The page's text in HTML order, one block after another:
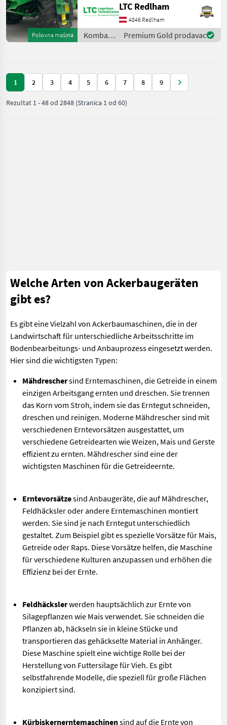
Polovna mašina
Deere; Abgelesene
Trommelstunden: 2068;
Höchstgeschwindigkeit
(km/h): 30; Art des
LTC Redlham
4846 Redlham
Kombajni
/ John
Premium Gold prodavac
1 2 3 4 5 6 7 8 9
Rezultat 1-48od 2848 (Stranica 1 od 60)
Welche Arten von Ackerbaugeräten
gibt es?
Es gibt eine Vielzahl von Ackerbaumaschinen, die in der
Landwirtschaft für unterschiedliche Arbeitsschritte im
Bodenbearbeitungs- und Anbauprozess eingesetzt werden.
Hier sind die wichtigsten Typen:
Mähdreschersind Erntemaschinen, die Getreide in einem
einzigen Arbeitsgang ernten und dreschen. Sie trennen
das Korn vom Stroh, indem sie das Erntegut schneiden,
dreschen und reinigen. Moderne Mähdrescher sind mit
verschiedenen Erntevorsätzen ausgestattet, um
verschiedene Getreidearten wie Weizen, Mais und Gerste
effizient zu ernten. Mähdrescher sind eine der
wichtigsten Maschinen für die Getreideernte.
Erntevorsätzesind Anbaugeräte, die auf Mähdrescher,
Feldhäcksler oder andere Erntemaschinen montiert
werden. Sie sind je nach Erntegut unterschiedlich
gestaltet. Zum Beispiel gibt es spezielle Vorsätze für Mais,
Getreide oder Raps. Diese Vorsätze helfen, die Maschine
für verschiedene Kulturen anzupassen und erhöhen die
Effizienz bei der Ernte.
Feldhäckslerwerden hauptsächlich zur Ernte von
Silagepflanzen wie Mais verwendet. Sie schneiden die
Pflanzen ab, häckseln sie in kleine Stücke und
transportieren das gehäckselte Material in Anhänger.
Diese Maschine spielt eine wichtige Rolle bei der
Herstellung von Futtersilage für Vieh. Es gibt
selbstfahrende Modelle, die speziell für große Flächen
konzipiert sind.
Kürbiskernerntemaschinensind auf die Ernte von